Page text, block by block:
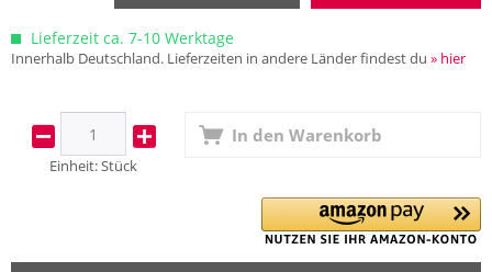
Lieferzeit ca. 7-10 Werktage
Innerhalb Deutschland. Lieferzeiten in andere Länder findest du » hier
Einheit:Stück
In den Warenkorb